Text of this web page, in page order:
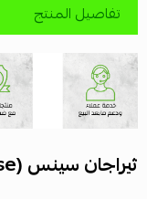
تفاصيل المنتج
ثيراجان سينس (Theragun Sense )